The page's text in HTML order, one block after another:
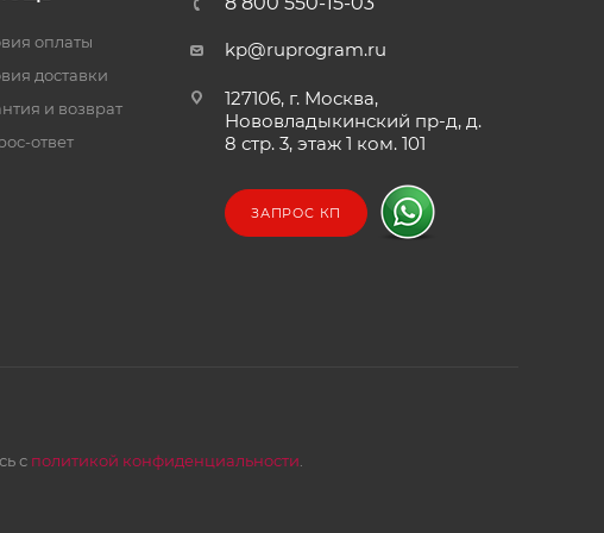
оплаты
доставки
и возврат
ответ
kp@ruprogram.ru
127106, г. Москва,
Нововладыкинский пр-д, д.
8 стр. 3, этаж 1 ком. 101
ЗАПРОС КП
с политикой конфиденциальности